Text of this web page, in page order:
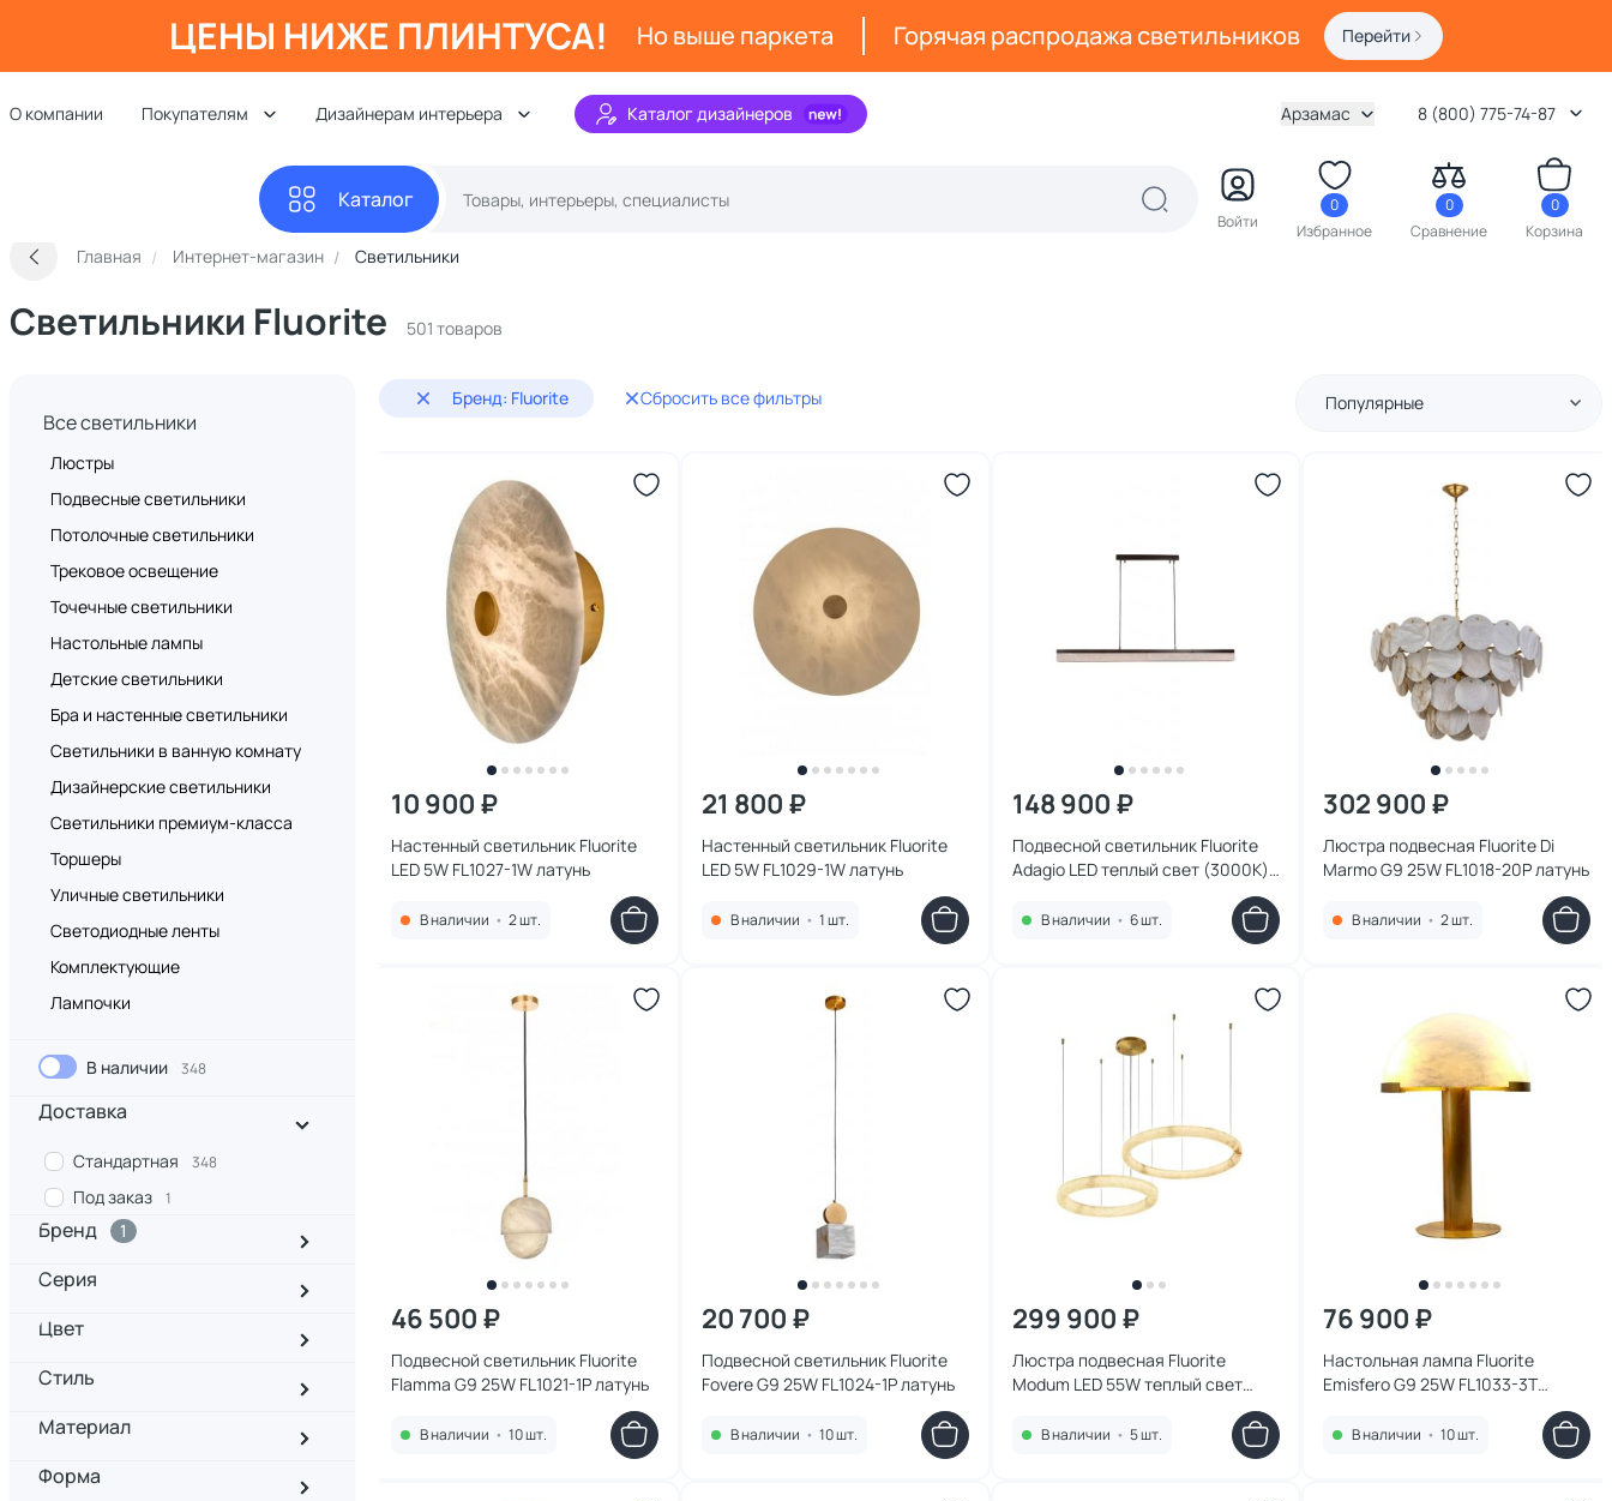
ЦЕНЫ НИЖЕ ПЛИНТУСА! Но выше паркета Горячая распродажа светильников Перейти
О компании Покупателям Дизайнерам интерьера Каталог дизайнеров Арзамас 8 (800) 775-74-87
Каталог
Войти
0
Избранное
0
Сравнение
0
Корзина
Главная Интернет-магазин Светильники
Светильники Fluorite 501 товаров
Все светильники
Люстры
Подвесные светильники
Потолочные светильники
Трековое освещение
Точечные светильники
Настольные лампы
Детские светильники
Бра и настенные светильники
Светильники в ванную комнату
Дизайнерские светильники
Светильники премиум-класса
Торшеры
Уличные светильники
Светодиодные ленты
Комплектующие
Лампочки
В наличии 348
Доставка
Стандартная 348
Под заказ 1
Бренд 1
Серия
Цвет
Стиль
Материал
Форма
Бренд: Fluorite Сбросить все фильтры Популярные
10 900 ₽
Настенный светильник Fluorite
LED 5W FL1027-1W латунь
В наличии • 2 шт.
21 800 ₽
Настенный светильник Fluorite
LED 5W FL1029-1W латунь
В наличии • 1 шт.
148 900 ₽
Подвесной светильник Fluorite
Adagio LED теплый свет (3000K)
В наличии • 6 шт.
302 900 ₽
Люстра подвесная Fluorite Di
Marmo G9 25W FL1018-20P латунь
В наличии • 2 шт.
46 500 ₽
Подвесной светильник Fluorite
Flamma G9 25W FL1021-1P латунь
В наличии • 10 шт.
20 700 ₽
Подвесной светильник Fluorite
Fovere G9 25W FL1024-1P латунь
В наличии • 10 шт.
299 900 ₽
Люстра подвесная Fluorite
Modum LED 55W теплый свет
В наличии • 5 шт.
76 900 ₽
Настольная лампа Fluorite
Emisfero G9 25W FL1033-3T
В наличии • 10 шт.